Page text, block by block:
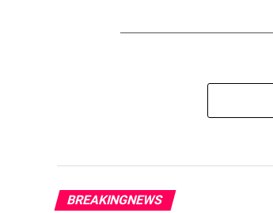
BREAKINGNEWS